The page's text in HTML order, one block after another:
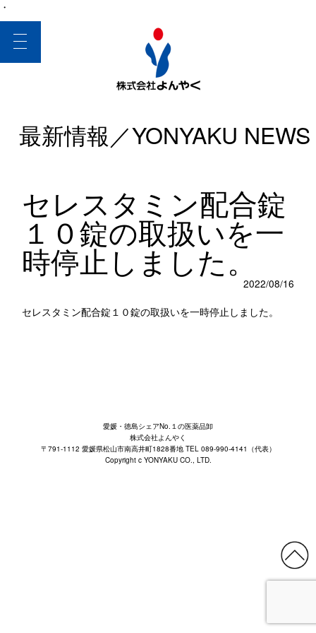
・
toggle
navigation
最新情報／YONYAKU NEWS
セレスタミン配合錠
１０錠の取扱いを一
時停止しました。
2022/08/16
セレスタミン配合錠１０錠の取扱いを一時停止しました。
愛媛・徳島シェアNo.１の医薬品卸
株式会社よんやく
〒791-1112 愛媛県松山市南高井町1828番地 TEL 089-990-4141（代表）
Copyright c YONYAKU CO., LTD.